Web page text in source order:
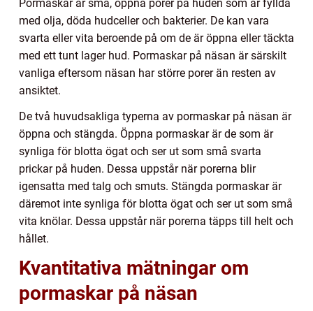
Pormaskar är små, öppna porer på huden som är fyllda
med olja, döda hudceller och bakterier. De kan vara
svarta eller vita beroende på om de är öppna eller täckta
med ett tunt lager hud. Pormaskar på näsan är särskilt
vanliga eftersom näsan har större porer än resten av
ansiktet.
De två huvudsakliga typerna av pormaskar på näsan är
öppna och stängda. Öppna pormaskar är de som är
synliga för blotta ögat och ser ut som små svarta
prickar på huden. Dessa uppstår när porerna blir
igensatta med talg och smuts. Stängda pormaskar är
däremot inte synliga för blotta ögat och ser ut som små
vita knölar. Dessa uppstår när porerna täpps till helt och
hållet.
Kvantitativa mätningar om
pormaskar på näsan